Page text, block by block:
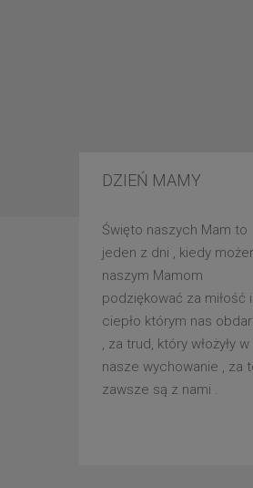
DZIEŃ MAMY
Święto naszych Mam to
jeden z dni , kiedy
naszym Mamom
podziękować za miłość i
ciepło którym nas
, za trud, który włożyły w
nasze wychowanie , za
zawsze są z nami .